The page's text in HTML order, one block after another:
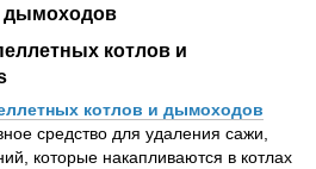
дымоходов
котлов и
котлов и дымоходов
средство для удаления сажи,
которые накапливаются в котлах